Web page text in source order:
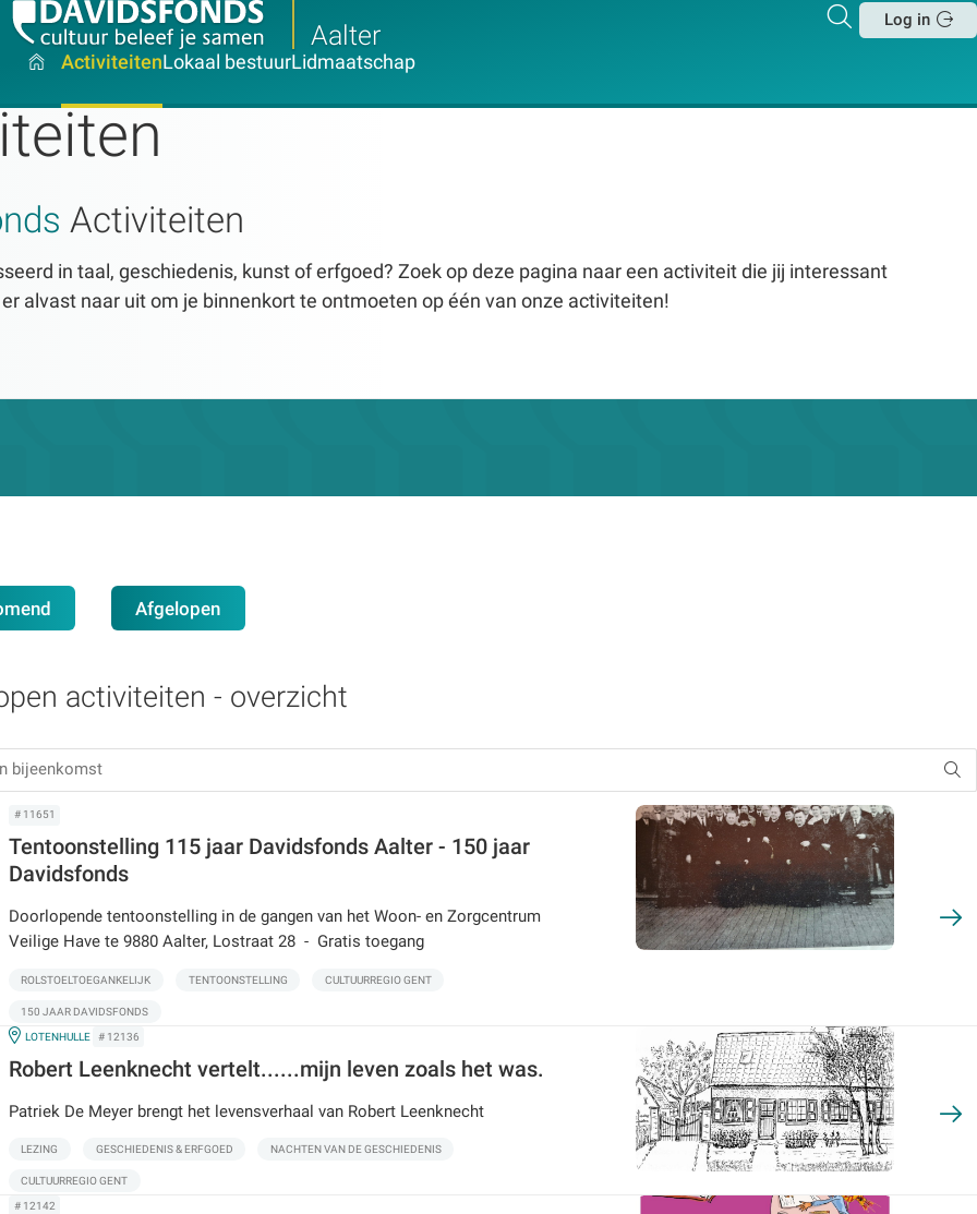
Aalter
Zoeken
Log in
ActiviteitenLokaal bestuurLidmaatschap
Activiteiten
in taal, geschiedenis, kunst of erfgoed? Zoek op deze pagina naar een activiteit die jij interessant
alvast naar uit om je binnenkort te ontmoeten op één van onze activiteiten!
Afgelopen
activiteiten - overzicht
# 11651
Tentoonstelling 115 jaar Davidsfonds Aalter - 150 jaar
Davidsfonds
Doorlopende tentoonstelling in de gangen van het Woon- en Zorgcentrum
Veilige Have te 9880 Aalter, Lostraat 28 - Gratis toegang
ROLSTOELTOEGANKELIJK TENTOONSTELLING CULTUURREGIO GENT
150 JAAR DAVIDSFONDS
IN
LOTENHULLE # 12136
Robert Leenknecht vertelt......mijn leven zoals het was.
Patriek De Meyer brengt het levensverhaal van Robert Leenknecht
LEZING GESCHIEDENIS & ERFGOED NACHTEN VAN DE GESCHIEDENIS
CULTUURREGIO GENT
# 12142